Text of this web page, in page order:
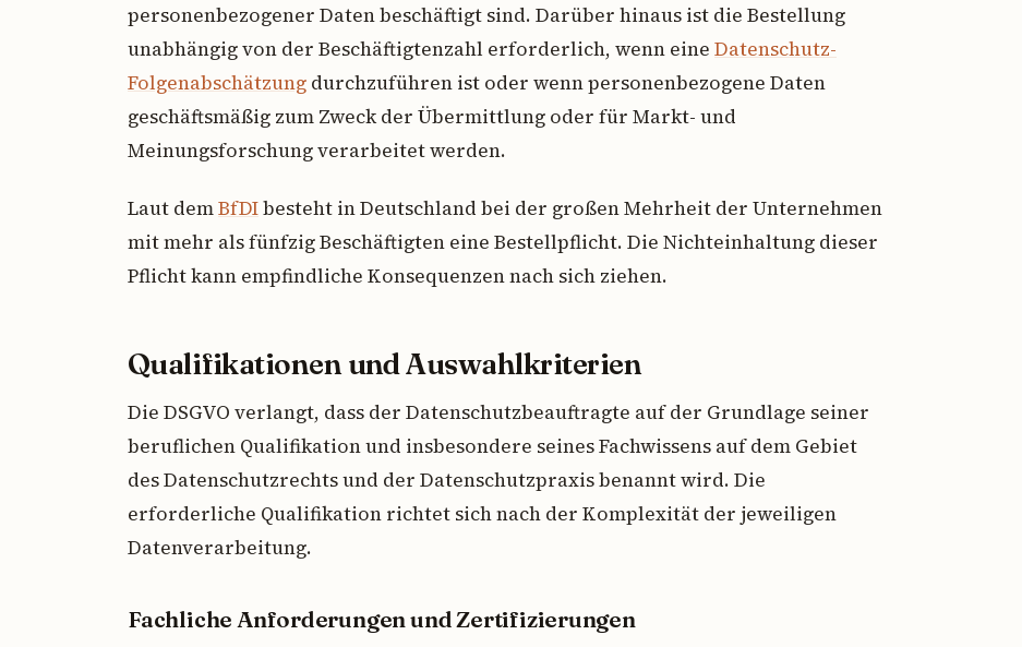
personenbezogener Daten beschäftigt sind. Darüber hinaus ist die Bestellung
unabhängig von der Beschäftigtenzahl erforderlich, wenn eine Datenschutz-
Folgenabschätzung durchzuführen ist oder wenn personenbezogene Daten
geschäftsmäßig zum Zweck der Übermittlung oder für Markt- und
Meinungsforschung verarbeitet werden.
Laut demBfDIbesteht in Deutschland bei der großen Mehrheit der Unternehmen
mit mehr als fünfzig Beschäftigten eine Bestellpflicht. Die Nichteinhaltung dieser
Pflicht kann empfindliche Konsequenzen nach sich ziehen.
Qualifikationen und Auswahlkriterien
Die DSGVO verlangt, dass der Datenschutzbeauftragte auf der Grundlage seiner
beruflichen Qualifikation und insbesondere seines Fachwissens auf dem Gebiet
des Datenschutzrechts und der Datenschutzpraxis benannt wird. Die
erforderliche Qualifikation richtet sich nach der Komplexität der jeweiligen
Datenverarbeitung.
Fachliche Anforderungen und Zertifizierungen